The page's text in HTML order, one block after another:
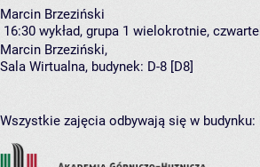
Marcin Brzeziński
16:30 wykład, grupa 1 wielokrotnie,
Marcin Brzeziński,
Sala Wirtualna, budynek: D-8 [D8]
Wszystkie zajęcia odbywają się w budynku: